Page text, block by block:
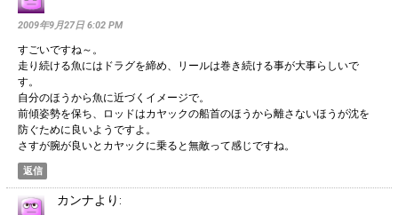
2009年9月27日 6:02 PM
すごいですね～。
走り続ける魚にはドラグを締め、リールは巻き続ける事が大事らしいで
す。
自分のほうから魚に近づくイメージで。
前傾姿勢を保ち、ロッドはカヤックの船首のほうから離さないほうが沈を
防ぐために良いようですよ。
さすが腕が良いとカヤックに乗ると無敵って感じですね。
返信
カンナより: